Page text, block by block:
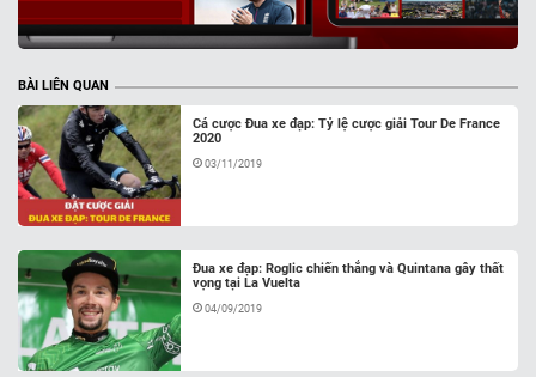
BÀI LIÊN QUAN
Cá cược Đua xe đạp: Tỷ lệ cược giải Tour De France
2020
03/11/2019
Đua xe đạp: Roglic chiến thắng và Quintana gây thất
vọng tại La Vuelta
04/09/2019